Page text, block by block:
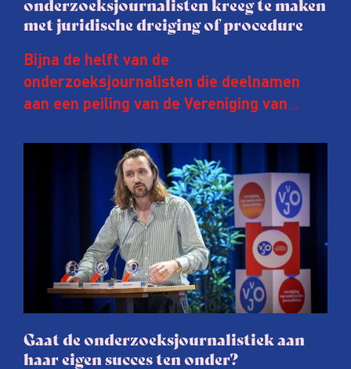
met juridische dreiging of procedure
Bijna de helft van de
onderzoeksjournalisten die deelnamen
aan een peiling van de Vereniging van
afgelopen twee jaar te maken met
juridische dreiging of een juridische
procedure rond het eigen werk. Dat kost
journalisten tijd, ook ervaren zij stress en
soms worden publicaties aangepast of
gaat de hele publicatie zelfs niet door.
Gaat de onderzoeksjournalistiek aan
haar eigen succes ten onder?